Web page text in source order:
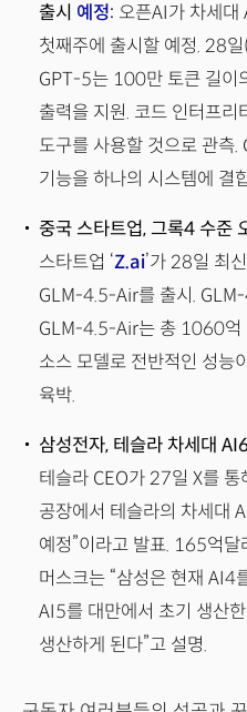
출시 예정: 오픈AI가 차세대
첫째주에 출시할 예정. 28
GPT-5는 100만 토큰 길이
출력을 지원. 코드 인터프
도구를 사용할 것으로 관측
기능을 하나의 시스템에 결
중국 스타트업, 그록4 수준
스타트업 ‘Z.ai’가 28일 최
GLM-4.5-Air를 출시.
GLM-4.5-Air는 총 1060억
소스 모델로 전반적인 성능
육박.
삼성전자, 테슬라 차세대
테슬라 CEO가 27일 X를 통
공장에서 테슬라의 차세대
예정”이라고 발표. 165억
머스크는 “삼성은 현재 AI4
AI5를 대만에서 초기 생산
생산하게 된다”고 설명.